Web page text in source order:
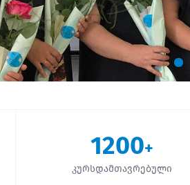
1200+
კურსდამთავრებული